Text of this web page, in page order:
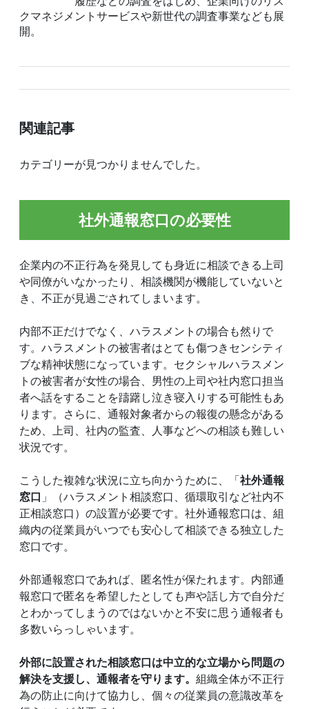
クマネジメントサービスや新世代の調査事業なども展
開。
関連記事
カテゴリーが見つかりませんでした。
社外通報窓口の必要性
企業内の不正行為を発見しても身近に相談できる上司
や同僚がいなかったり、相談機関が機能していないと
き、不正が見過ごされてしまいます。
内部不正だけでなく、ハラスメントの場合も然りで
す。ハラスメントの被害者はとても傷つきセンシティ
ブな精神状態になっています。セクシャルハラスメン
トの被害者が女性の場合、男性の上司や社内窓口担当
者へ話をすることを躊躇し泣き寝入りする可能性もあ
ります。さらに、通報対象者からの報復の懸念がある
ため、上司、社内の監査、人事などへの相談も難しい
状況です。
こうした複雑な状況に立ち向かうために、「社外通報
窓口」（ハラスメント相談窓口、循環取引など社内不
正相談窓口）の設置が必要です。社外通報窓口は、組
織内の従業員がいつでも安心して相談できる独立した
窓口です。
外部通報窓口であれば、匿名性が保たれます。内部通
報窓口で匿名を希望したとしても声や話し方で自分だ
とわかってしまうのではないかと不安に思う通報者も
多数いらっしゃいます。
外部に設置された相談窓口は中立的な立場から問題の
解決を支援し、通報者を守ります。 組織全体が不正行
為の防止に向けて協力し、個々の従業員の意識改革を